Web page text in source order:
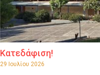
Κατεδάφιση!
29 Ιουλίου 2026